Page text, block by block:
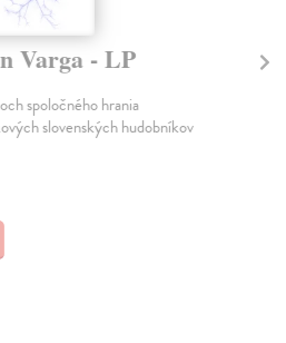
Varga - LP
spoločného hrania
slovenských hudobníkov